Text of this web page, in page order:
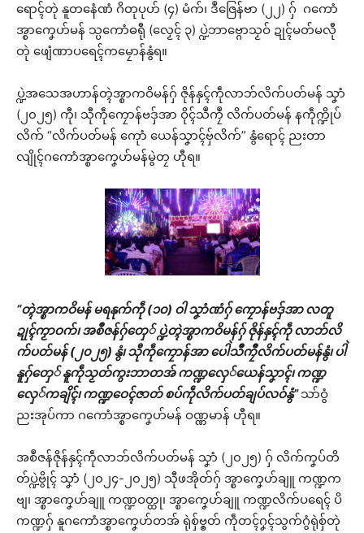
ရောၚ်တုဲ နူတနေံဏံ ဂိတုပုဟ် (၄) မံက်၊ ဒဳဇြေန်ဗာ (၂၂) ဂှ် ဂကောံ
အ္စာကၞေဟ်မန် သ္ပကောံဓရီု (လၟေၚ် ၃) ပ္ဍဲဘာဗ္ဂောသၟဝ် ဍုၚ်မတ်မလီု
တုဲ ဖျေံဏာပရေၚ်ကမၠောန်နွံရ။
ပ္ဍဲအသေအဟာန်တ္ၚဲအ္စာကဝိမန်ဂှ် ဇိုန်နှၚ်ကဵုလာဘ်လိက်ပတ်မန် သၞာံ
(၂၀၂၅) ကီု၊ သီုကဵုကၠောန်ဗဒှ်အာ ဝိုၚ်သဳကၠဳ လိက်ပတ်မန် နကဵုက္ဍိုပ်
လိက် “လိက်ပတ်မန် ကေုာံ ယေန်သၞာၚ်ဗှ်လိက်” နွံရောၚ် ညးတာ
လျိုၚ်ဂကောံအ္စာကၞေဟ်မန်မွဲတၠ ဟီုရ။
“တ္ၚဲအ္စာကဝိမန် မရနုက်ကဵု (၁၀) ဝါ သၞာံဏံဂှ် ကၠောန်ဗဒှ်အာ လတူ
ဍုၚ်ကၟာဝက်၊ အစဳဇန်ဂှ်တှေ် ပ္ဍဲတ္ၚဲအ္စာကဝိမန်ဂှ် ဇိုန်နှၚ်ကဵု လာဘ်လိ
က်ပတ်မန် (၂၀၂၅) နွံ၊ သီုကဵုကၠောန်အာ ပေါဲသဳကၠဳလိက်ပတ်မန်နွံ၊ ပါဲ
နူဂှ်တှေ် နူကဵုသၟတ်ကွးဘာတအ် ကဏ္ဍလှေ်ယေန်သၞာၚ်၊ ကဏ္ဍ
လှေ်ကချိၚ်၊ ကဏ္ဍဝေၚ်ဇာတ် စပ်ကဵုလိက်ပတ်ချပ်လဝ်နွံ”သာ်ဝွံ
ညးအုပ်ကာ ဂကောံအ္စာကၞေဟ်မန် ဝဏ္ဏမာန် ဟီုရ။
အစဳဇန်ဇိုန်နှၚ်ကဵုလာဘ်လိက်ပတ်မန် သၞာံ (၂၀၂၅) ဂှ် လိက်ကၞပ်တိ
တ်ပ္ဍဲဗွိုၚ် သၞာံ (၂၀၂၄-၂၀၂၅) သီုဖအိုတ်ဂှ် အ္စာကၞေဟ်ချူ ကဏ္ဍက
ဗျ၊ အ္စာကၞေဟ်ချူ ကဏ္ဍဝတ္ထု၊ အ္စာကၞေဟ်ချူ ကဏ္ဍလိက်ပရေၚ် ပိ
ကဏ္ဍဂှ် နူဂကောံအ္စာကၞေဟ်တအ် ရုဲစှ်ဗ္ၜတ် ကဵုတၚ်ဂၞၚ်သွက်ဂွံရုဲစှ်တုဲ